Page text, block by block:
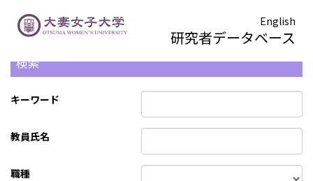
English
研究者データベース
検索
キーワード
教員氏名
職種